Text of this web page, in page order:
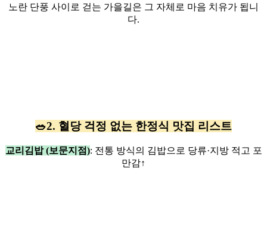
노란 단풍 사이로 걷는 가을길은 그 자체로 마음 치유가 됩니
다.
🥗2. 혈당 걱정 없는 한정식 맛집 리스트
교리김밥 (보문지점): 전통 방식의 김밥으로 당류·지방 적고 포
만감↑